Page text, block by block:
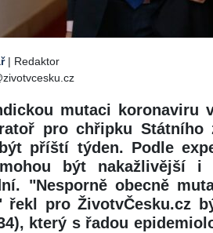
| Redaktor
mutaci koronaviru
pro chřipku Státního
příští týden. Podle
být nakažlivější i
"Nesporně obecně
řekl pro ŽivotvČesku.cz
který s řadou